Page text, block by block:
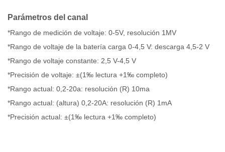
Parámetros del canal
*Rango de medición de voltaje: 0-5V, resolución 1MV
*Rango de voltaje de la batería carga 0-4,5 V: descarga 4,5-2 V
*Rango de voltaje constante: 2,5 V-4,5 V
*Precisión de voltaje: ±(1‰ lectura +1‰ completo)
*Rango actual: 0,2-20a: resolución (R) 10ma
*Rango actual: (altura) 0,2-20A: resolución (R) 1mA
*Precisión actual: ±(1‰ lectura +1‰ completo)